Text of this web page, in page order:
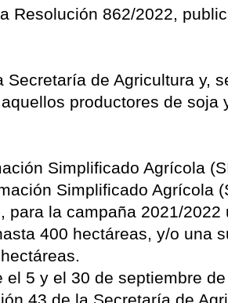
Resolución 862/2022,
de Agricultura y,
productores de soja
Simplificado Agrícola
Simplificado Agrícola
la campaña 2021/2022
400 hectáreas, y/o una
5 y el 30 de septiembre
43 de la Secretaría de